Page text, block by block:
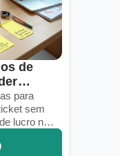
de
para
sem
lucro no